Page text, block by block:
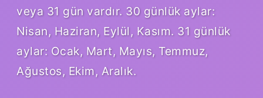
veya 31 gün vardır. 30 günlük aylar:
Nisan, Haziran, Eylül, Kasım. 31 günlük
aylar: Ocak, Mart, Mayıs, Temmuz,
Ağustos, Ekim, Aralık.